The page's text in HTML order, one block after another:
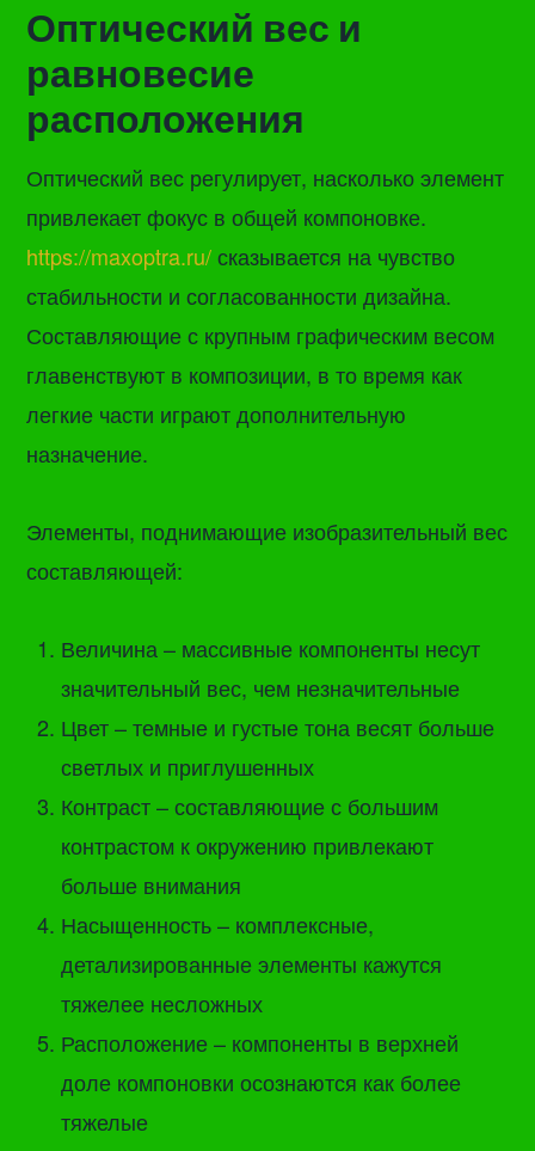
Оптический вес и
равновесие
расположения
Оптический вес регулирует, насколько элемент
привлекает фокус в общей компоновке.
https://maxoptra.ru/сказывается на чувство
стабильности и согласованности дизайна.
Составляющие с крупным графическим весом
главенствуют в композиции, в то время как
легкие части играют дополнительную
назначение.
Элементы, поднимающие изобразительный вес
составляющей:
Величина – массивные компоненты несут
значительный вес, чем незначительные
Цвет – темные и густые тона весят больше
светлых и приглушенных
Контраст – составляющие с большим
контрастом к окружению привлекают
больше внимания
Насыщенность – комплексные,
детализированные элементы кажутся
тяжелее несложных
Расположение – компоненты в верхней
доле компоновки осознаются как более
тяжелые